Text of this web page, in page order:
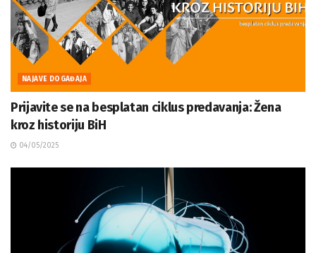
NAJAVE DOGAĐAJA
Prijavite se na besplatan ciklus predavanja: Žena
kroz historiju BiH
04/05/2025